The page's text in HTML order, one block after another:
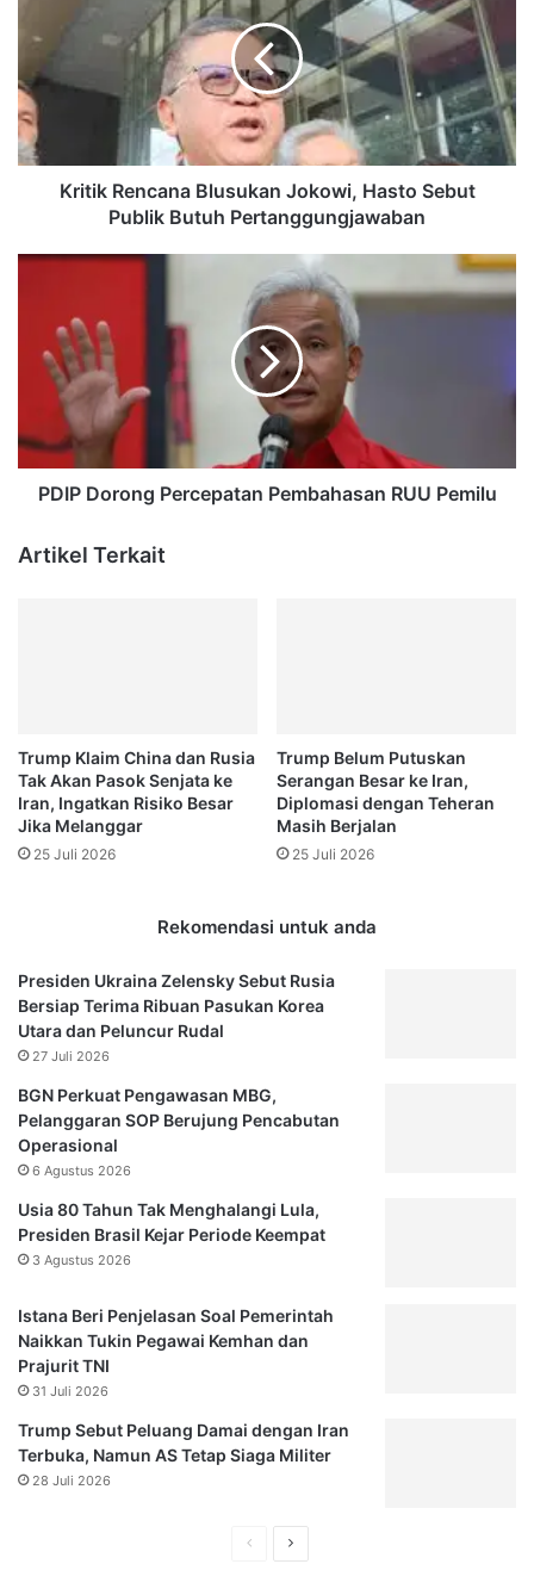
Jokowi,
Sebut
Publik
Butuh
Pertanggungjawaban
Kritik Rencana Blusukan Jokowi, Hasto Sebut
Publik Butuh Pertanggungjawaban
PDIP
Percepatan
Pembahasan
RUU
Pemilu
PDIP Dorong Percepatan Pembahasan RUU Pemilu
Artikel Terkait
Trump Klaim China dan Rusia
Tak Akan Pasok Senjata ke
Iran, Ingatkan Risiko Besar
Jika Melanggar
25 Juli 2026
Trump Belum Putuskan
Serangan Besar ke Iran,
Diplomasi dengan Teheran
Masih Berjalan
25 Juli 2026
Rekomendasi untuk anda
Presiden Ukraina Zelensky Sebut Rusia
Bersiap Terima Ribuan Pasukan Korea
Utara dan Peluncur Rudal
27 Juli 2026
BGN Perkuat Pengawasan MBG,
Pelanggaran SOP Berujung Pencabutan
Operasional
6 Agustus 2026
Usia 80 Tahun Tak Menghalangi Lula,
Presiden Brasil Kejar Periode Keempat
3 Agustus 2026
Istana Beri Penjelasan Soal Pemerintah
Naikkan Tukin Pegawai Kemhan dan
Prajurit TNI
31 Juli 2026
Trump Sebut Peluang Damai dengan Iran
Terbuka, Namun AS Tetap Siaga Militer
28 Juli 2026
HalamanHalaman